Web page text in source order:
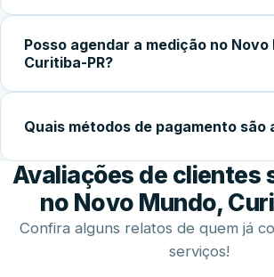
temperado faz toda a diferença na
acabamento.
temperado (geralmente 5 a 10 dias
local costuma ser concluída em 2 a 4
Posso agendar a medição no Novo
Curitiba-PR?
disponibilidade do cliente, incluindo finais
serviço.
Quais métodos de pagamento são
Disponibilizamos diversas formas de
incluindo Pix, dinheiro, cartões de
Avaliações de clientes
no Novo Mundo,
Confira alguns relatos de quem já
serviços!